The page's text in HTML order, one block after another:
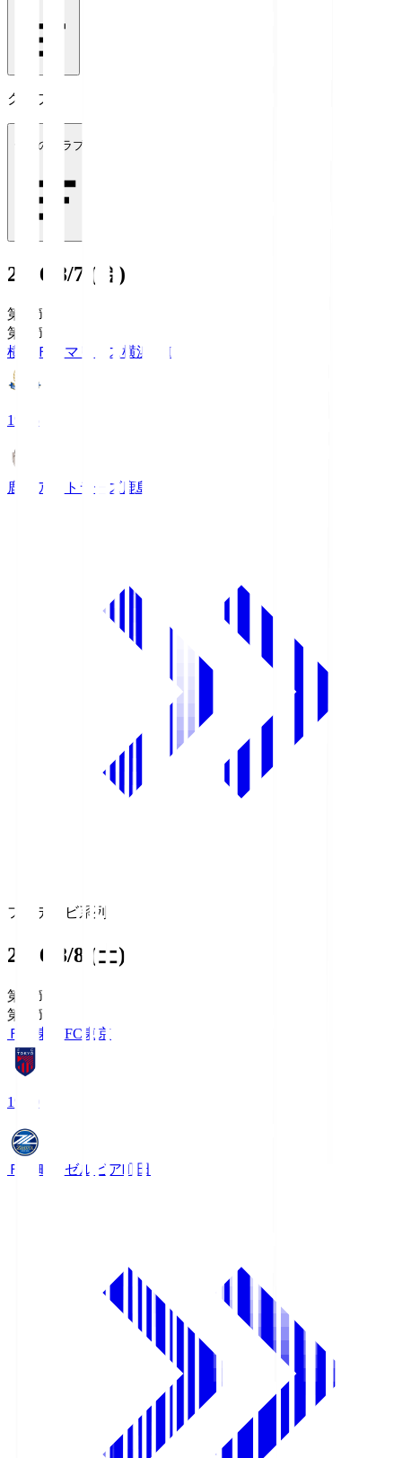
クラブ
全てのクラブ
2026/8/7 (金)
第1節
第1節
横浜Ｆ・マリノス横浜FM
19:25
鹿島アントラーズ鹿島
フジテレビ系列
2026/8/8 (土)
第1節
第1節
ＦＣ東京 FC東京
19:00
ＦＣ町田ゼルビア町田